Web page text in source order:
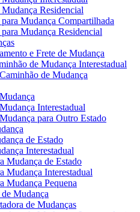
Residencial
Mudança Compartilhada
Mudança Residencial
e Frete de Mudança
de Mudança Interestadual
de Mudança
Interestadual
para Outro Estado
de Estado
Interestadual
Mudança de Estado
Mudança Interestadual
Mudança Pequena
Mudança
de Mudanças